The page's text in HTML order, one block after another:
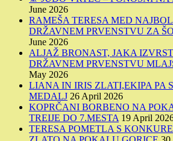
June 2026
RAMEŠA TERESA MED
DRŽAVNEM PRVENSTVU ZA
June 2026
ALJAŽ BRONAST, JAKA
DRŽAVNEM PRVENSTVU
May 2026
LIANA IN IRIS ZLATI,EKIPA PA
MEDALJ 26 April 2026
KOPRČANI BORBENO NA
TREIJE DO 7.MESTA 19 April
TERESA POMETLA S